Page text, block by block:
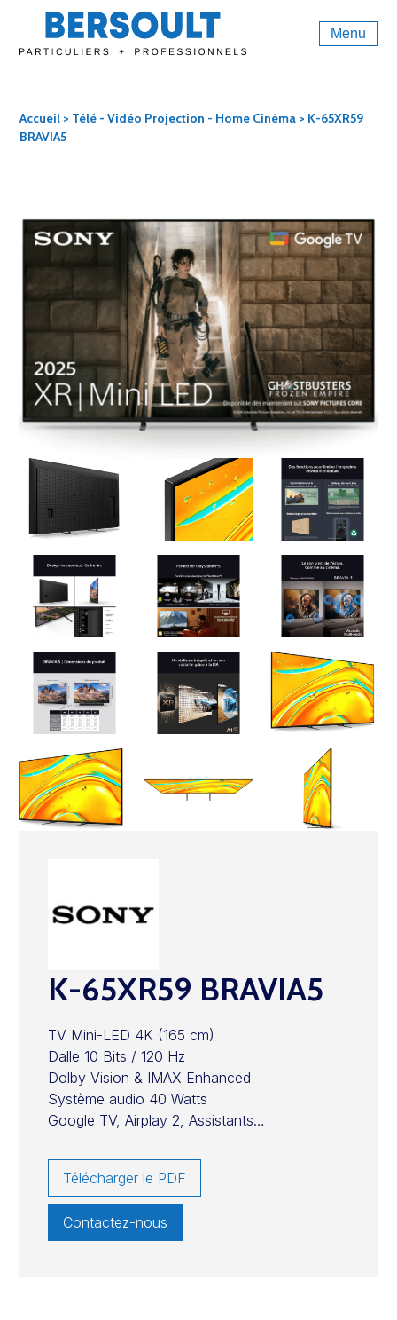
Menu
Accueil > Télé - Vidéo Projection - Home Cinéma > K-65XR59
BRAVIA5
K-65XR59 BRAVIA5
TV Mini-LED 4K (165 cm)
Dalle 10 Bits / 120 Hz
Dolby Vision & IMAX Enhanced
Système audio 40 Watts
Google TV, Airplay 2, Assistants…
Télécharger le PDF
Contactez-nous